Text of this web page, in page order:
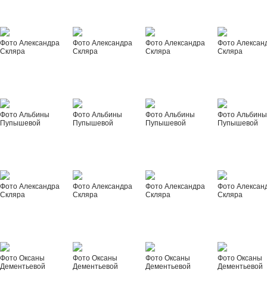
Фото Александра
Скляра
Фото Александра
Скляра
Фото Александра
Скляра
Фото
Скляра
Фото Альбины
Пупышевой
Фото Альбины
Пупышевой
Фото Альбины
Пупышевой
Фото Альбины
Пупышевой
Фото Александра
Скляра
Фото Александра
Скляра
Фото Александра
Скляра
Фото
Скляра
Фото Оксаны
Дементьевой
Фото Оксаны
Дементьевой
Фото Оксаны
Дементьевой
Фото Оксаны
Дементьевой